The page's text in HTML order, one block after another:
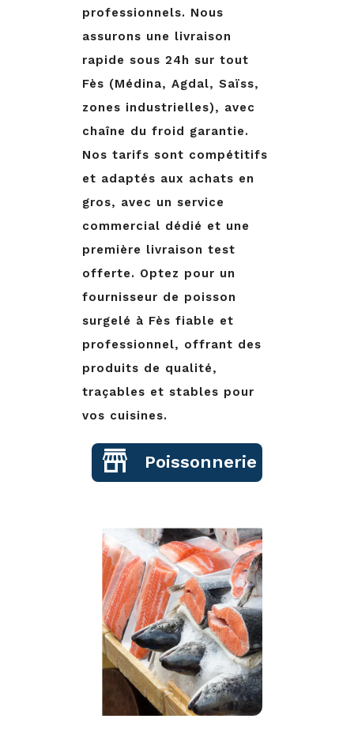
professionnels. Nous
assurons une livraison
rapide sous 24h sur tout
Fès (Médina, Agdal, Saïss,
zones industrielles), avec
chaîne du froid garantie.
Nos tarifs sont compétitifs
et adaptés aux achats en
gros, avec un service
commercial dédié et une
première livraison test
offerte. Optez pour un
fournisseur de poisson
surgelé à Fès fiable et
professionnel, offrant des
produits de qualité,
traçables et stables pour
vos cuisines.
Poissonnerie